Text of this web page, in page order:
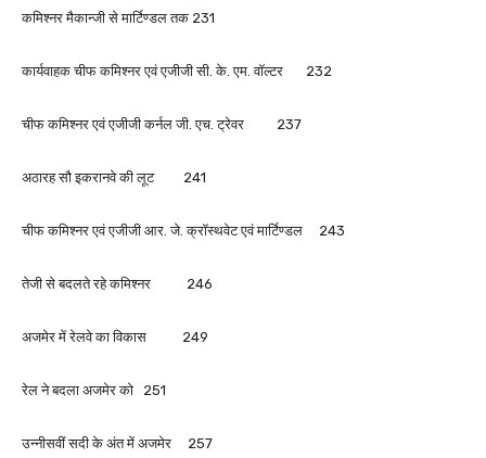
कमिश्नर मैकान्जी से मार्टिण्डल तक 231
कार्यवाहक चीफ कमिश्नर एवं एजीजी सी. के. एम. वॉल्टर 232
चीफ कमिश्नर एवं एजीजी कर्नल जी. एच. ट्रेवर 237
अठारह सौ इकरानवे की लूट 241
चीफ कमिश्नर एवं एजीजी आर. जे. क्रॉस्थवेट एवं मार्टिण्डल 243
तेजी से बदलते रहे कमिश्नर 246
अजमेर में रेलवे का विकास 249
रेल ने बदला अजमेर को 251
उन्नीसवीं सदी के अंत में अजमेर 257